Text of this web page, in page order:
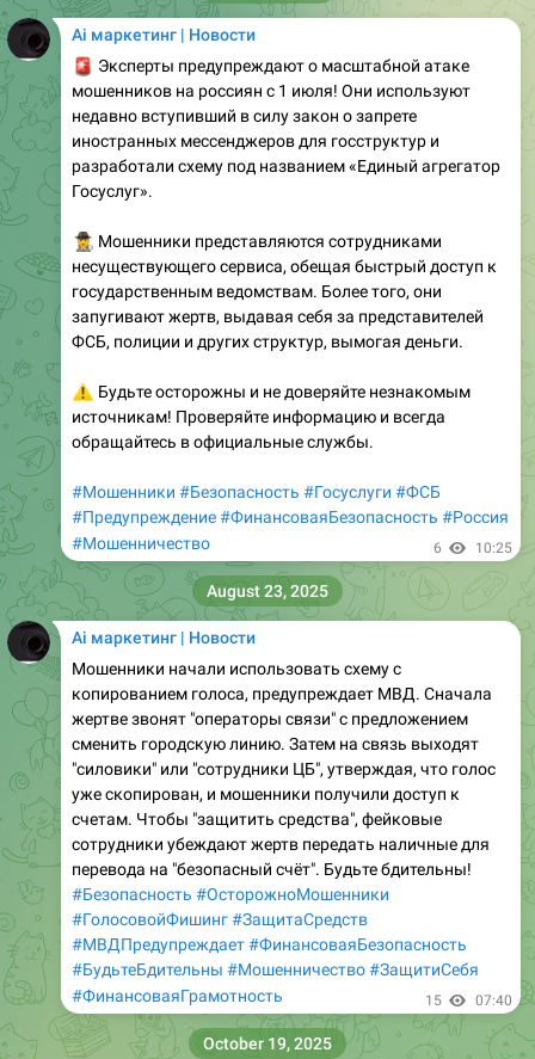
Ai маркетинг | Новости
Эксперты предупреждают о масштабной атаке
мошенников на россиян с 1 июля! Они используют
недавно вступивший в силу закон о запрете
иностранных мессенджеров для госструктур и
разработали схему под названием «Единый агрегатор
Госуслуг».
Мошенники представляются сотрудниками
несуществующего сервиса, обещая быстрый доступ к
государственным ведомствам. Более того, они
запугивают жертв, выдавая себя за представителей
ФСБ, полиции и других структур, вымогая деньги.
Будьте осторожны и не доверяйте незнакомым
источникам! Проверяйте информацию и всегда
обращайтесь в официальные службы.
#Мошенники #Безопасность #Госуслуги #ФСБ
#Предупреждение#ФинансоваяБезопасность #Россия
#Мошенничество
6 10:25
Ai маркетинг | Новости
Мошенники начали использовать схему с
копированием голоса, предупреждает МВД. Сначала
жертве звонят "операторы связи" с предложением
сменить городскую линию. Затем на связь выходят
"силовики" или "сотрудники ЦБ", утверждая, что голос
уже скопирован, и мошенники получили доступ к
счетам. Чтобы "защитить средства", фейковые
сотрудники убеждают жертв передать наличные для
перевода на "безопасный счёт". Будьте бдительны!
#Безопасность #ОсторожноМошенники
#ГолосовойФишинг#ЗащитаСредств
#МВДПредупреждает#ФинансоваяБезопасность
#БудьтеБдительны #Мошенничество#ЗащитиСебя
#ФинансоваяГрамотность
15 07:40
August 23, 2025
October 19, 2025